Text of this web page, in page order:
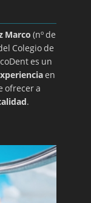
en Zaragoza
Marco (nº de
Colegio de
es un
en
ofrecer a
.